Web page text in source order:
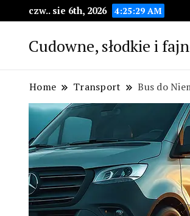
czw.. sie 6th, 2026 4:25:30 AM
Cudowne, słodkie i
Home Transport Bus do